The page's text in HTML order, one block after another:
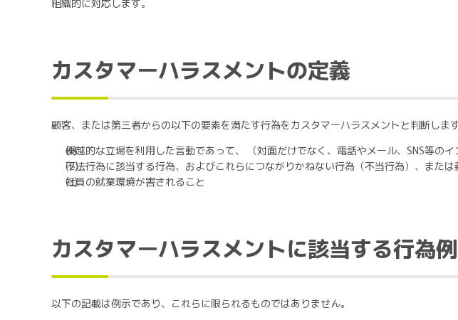
カスタマーハラスメントの定義
顧客、または第三者からの以下の要素を満たす行為をカスタマーハラスメントと判断します
優越的な立場を利用した言動であって、 （対面だけでなく、電話やメール、SNS等のイ
不法行為に該当する行為、およびこれらにつながりかねない行為（不当行為）、また
社員の就業環境が害されること
カスタマーハラスメントに該当する行為例
以下の記載は例示であり、これらに限られるものではありません。